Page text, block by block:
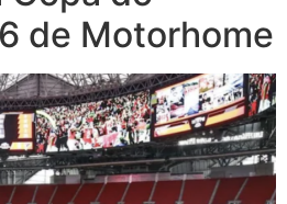
de Motorhome